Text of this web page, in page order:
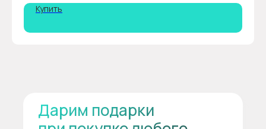
Купить
Дарим подарки